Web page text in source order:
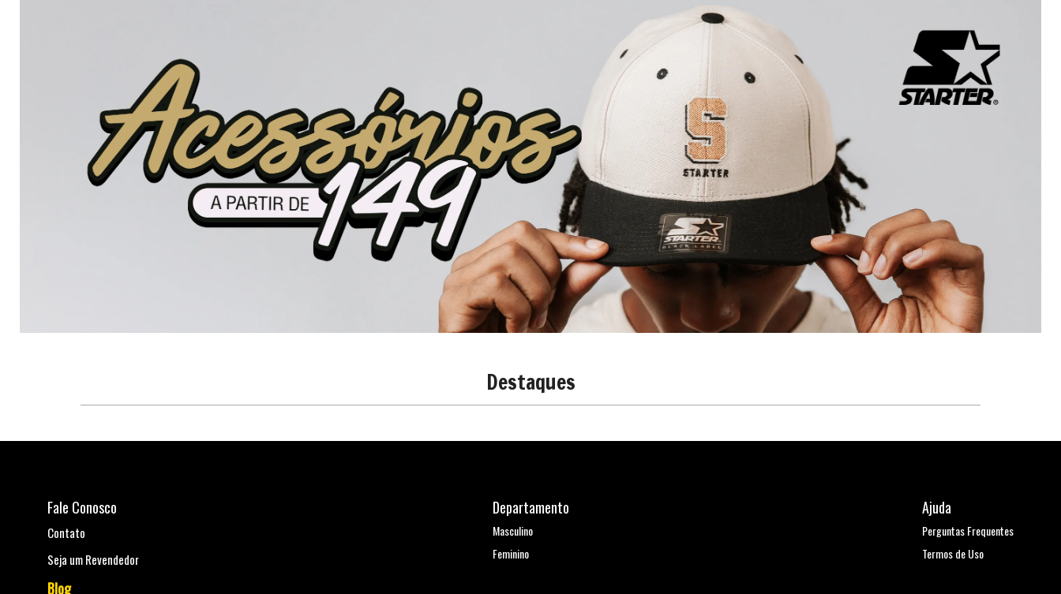
Destaques
Fale Conosco
Contato
Seja um Revendedor
Blog
Departamento
Masculino
Feminino
Ajuda
Perguntas Frequentes
Termos de Uso